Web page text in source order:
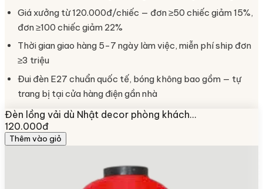
Giá xưởng từ 120.000đ/chiếc — đơn ≥50 chiếc giảm 15%,
đơn ≥100 chiếc giảm 22%
Thời gian giao hàng 5-7 ngày làm việc, miễn phí ship đơn
≥3 triệu
Đui đèn E27 chuẩn quốc tế, bóng không bao gồm — tự
trang bị tại cửa hàng điện gần nhà
Đèn lồng vải dù Nhật decor phòng khách…
120.000đ
Thêm vào giỏ